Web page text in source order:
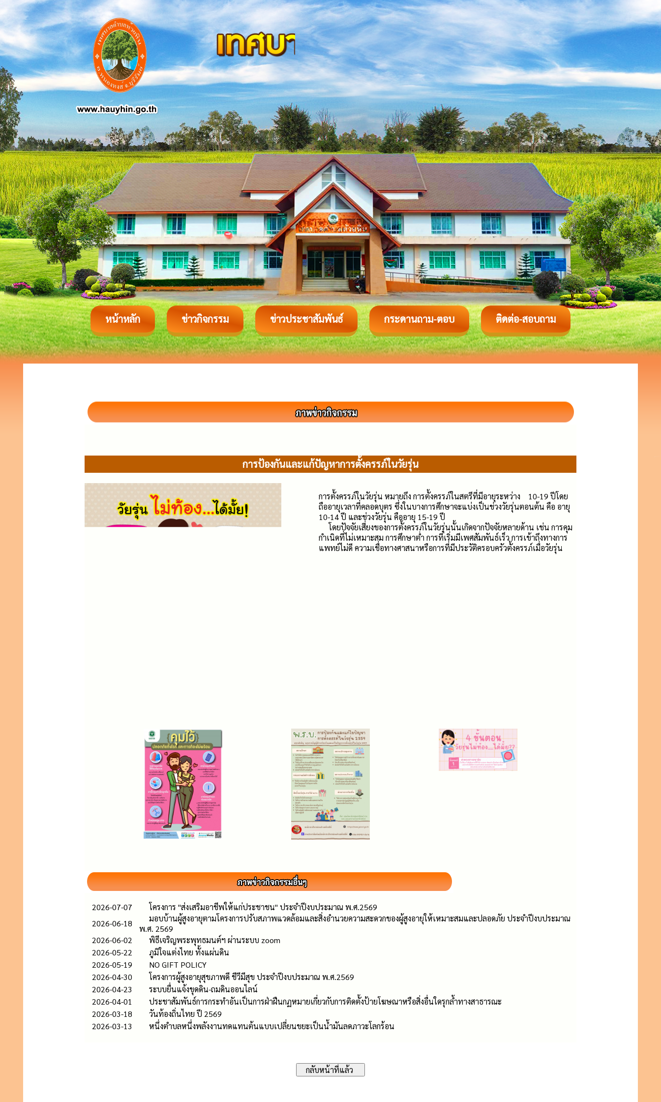
หน้าหลัก ข่าวกิจกรรม ข่าวประชาสัมพันธ์ กระดานถาม-ตอบ ติดต่อ-สอบถาม
การป้องกันและแก้ปัญหาการตั้งครรภ์ในวัยรุ่น
การตั้งครรภ์ในวัยรุ่น หมายถึง การตั้งครรภ์ในสตรีที่มีอายุระหว่าง 10-19 ปีโดย
ถืออายุเวลาที่คลอดบุตร ซึ่งในบางการศึกษาจะแบ่งเป็นช่วงวัยรุ่นตอนต้น คือ อายุ
10-14 ปี และช่วงวัยรุ่น คืออายุ 15-19 ปี
โดยปัจจัยเสี่ยงของการตั้งครรภ์ในวัยรุ่นนั้นเกิดจากปัจจัยหลายด้าน เช่น การคุม
กำเนิดที่ไม่เหมาะสม การศึกษาต่ำ การที่เริ่มมีเพศสัมพันธ์เร็ว การเข้าถึงทางการ
แพทย์ไม่ดี ความเชื่อทางศาสนาหรือการที่มีประวัติครอบครัวตั้งครรภ์เมื่อวัยรุ่น
2026-07-07
โครงการ "ส่งเสริมอาชีพให้แก่ประชาชน" ประจำปีงบประมาณ พ.ศ.2569
2026-06-18
มอบบ้านผู้สูงอายุตามโครงการปรับสภาพแวดล้อมและสิ่งอำนวยความสะดวกของผู้สูงอายุให้เหมาะสมและปลอดภัย ประจำปีงบประมาณ
พ.ศ. 2569
2026-06-02
พิธีเจริญพระพุทธมนต์ฯ ผ่านระบบ zoom
2026-05-22
ภูมิใจแต่งไทย ทั้งแผ่นดิน
2026-05-19
NO GIFT POLICY
2026-04-30
โครงการผู้สูงอายุสุขภาพดี ชีวีมีสุข ประจำปีงบประมาณ พ.ศ.2569
2026-04-23
ระบบยื่นแจ้งขุดดิน-ถมดินออนไลน์
2026-04-01
ประชาสัมพันธ์การกระทำอันเป็นการฝ่าฝืนกฏหมายเกี่ยวกับการติดตั้งป้ายโฆษณาหรือสิ่งอื่นใดรุกล้ำทางสาธารณะ
2026-03-18
วันท้องถิ่นไทย ปี 2569
2026-03-13
หนึ่งตำบลหนึ่งพลังงานทดแทนต้นแบบเปลี่ยนขยะเป็นน้ำมันลดภาวะโลกร้อน